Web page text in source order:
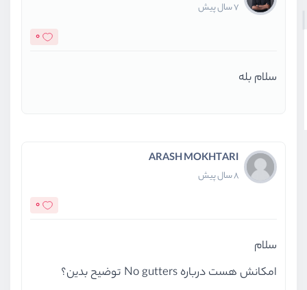
7 سال پیش
0
سلام بله
ARASH MOKHTARI
8 سال پیش
0
سلام
امکانش هست درباره No gutters توضیح بدین؟